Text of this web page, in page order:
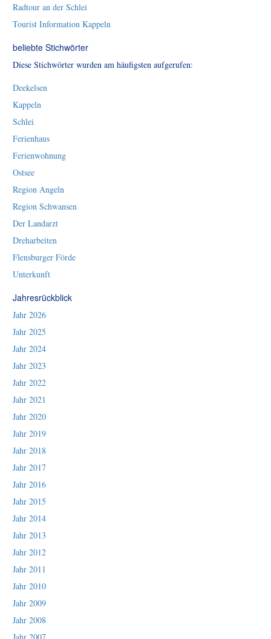
Radtour an der Schlei
Tourist Information Kappeln
beliebte Stichwörter
Diese Stichwörter wurden am häufigsten aufgerufen:
Deekelsen
Kappeln
Schlei
Ferienhaus
Ferienwohnung
Ostsee
Region Angeln
Region Schwansen
Der Landarzt
Dreharbeiten
Flensburger Förde
Unterkunft
Jahresrückblick
Jahr 2026
Jahr 2025
Jahr 2024
Jahr 2023
Jahr 2022
Jahr 2021
Jahr 2020
Jahr 2019
Jahr 2018
Jahr 2017
Jahr 2016
Jahr 2015
Jahr 2014
Jahr 2013
Jahr 2012
Jahr 2011
Jahr 2010
Jahr 2009
Jahr 2008